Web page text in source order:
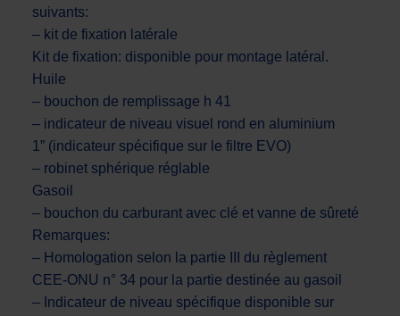
suivants:
– kit de fixation latérale
Kit de fixation: disponible pour montage latéral.
Huile
– bouchon de remplissage h 41
– indicateur de niveau visuel rond en aluminium
1” (indicateur spécifique sur le filtre EVO)
– robinet sphérique réglable
Gasoil
– bouchon du carburant avec clé et vanne de sûreté
Remarques:
– Homologation selon la partie III du règlement
CEE-ONU n° 34 pour la partie destinée au gasoil
– Indicateur de niveau spécifique disponible sur